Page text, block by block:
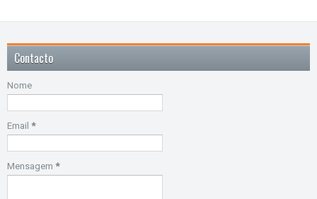
Contacto
Nome
Email *
Mensagem *